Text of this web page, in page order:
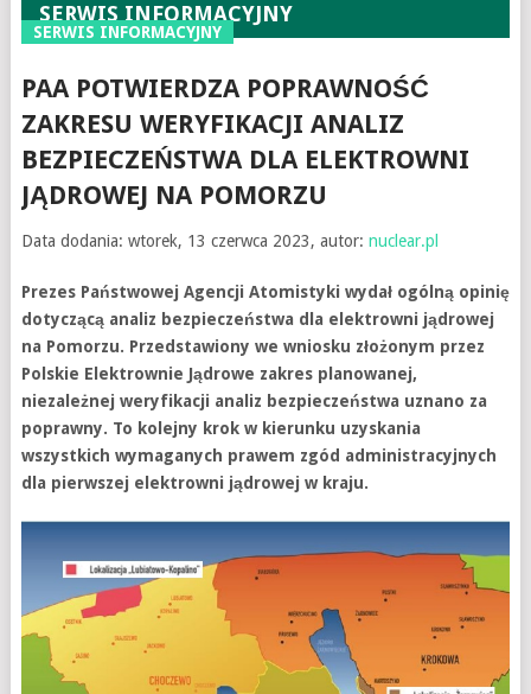
SERWIS INFORMACYJNY
PAA POTWIERDZA POPRAWNOŚĆ
ZAKRESU WERYFIKACJI ANALIZ
BEZPIECZEŃSTWA DLA ELEKTROWNI
JĄDROWEJ NA POMORZU
Data dodania: wtorek, 13 czerwca 2023, autor: nuclear.pl
Prezes Państwowej Agencji Atomistyki wydał ogólną opinię
dotyczącą analiz bezpieczeństwa dla elektrowni jądrowej
na Pomorzu. Przedstawiony we wniosku złożonym przez
Polskie Elektrownie Jądrowe zakres planowanej,
niezależnej weryfikacji analiz bezpieczeństwa uznano za
poprawny. To kolejny krok w kierunku uzyskania
wszystkich wymaganych prawem zgód administracyjnych
dla pierwszej elektrowni jądrowej w kraju.
SERWIS INFORMACYJNY